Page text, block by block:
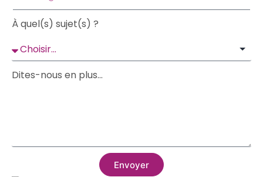
À quel(s) sujet(s) ?
Dites-nous en plus...
Envoyer